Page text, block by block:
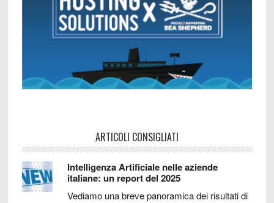
ARTICOLI CONSIGLIATI
Intelligenza Artificiale nelle aziende
italiane: un report del 2025
Vediamo una breve panoramica dei risultati di